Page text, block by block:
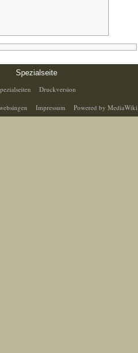
Spezialseite
Druckversion
Impressum Powered by MediaWiki